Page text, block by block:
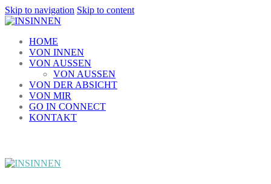
Skip to navigation Skip to content
HOME
VON INNEN
VON AUSSEN
VON AUSSEN
VON DER ABSICHT
VON MIR
GO IN CONNECT
KONTAKT